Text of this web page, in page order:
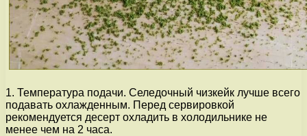
1. Температура подачи. Селедочный чизкейк лучше всего
подавать охлажденным. Перед сервировкой
рекомендуется десерт охладить в холодильнике не
менее чем на 2 часа.